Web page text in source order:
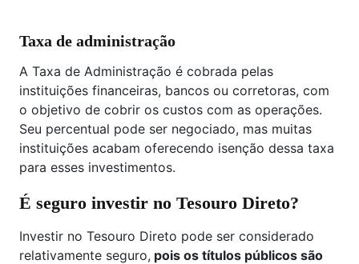
Taxa de administração
A Taxa de Administração é cobrada pelas
instituições financeiras, bancos ou corretoras, com
o objetivo de cobrir os custos com as operações.
Seu percentual pode ser negociado, mas muitas
instituições acabam oferecendo isenção dessa taxa
para esses investimentos.
É seguro investir no Tesouro Direto?
Investir no Tesouro Direto pode ser considerado
relativamente seguro, pois os títulos públicos são